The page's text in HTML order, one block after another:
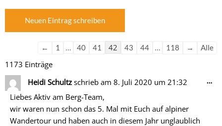
← 1 … 40 41 42 43 44 … 118 → Alle
1173 Einträge
Heidi Schultz schrieb am 8. Juli 2020 um 21:32
Liebes Aktiv am Berg-Team,
wir waren nun schon das 5. Mal mit Euch auf alpiner
Wandertour und haben auch in diesem Jahr unglaublich
…